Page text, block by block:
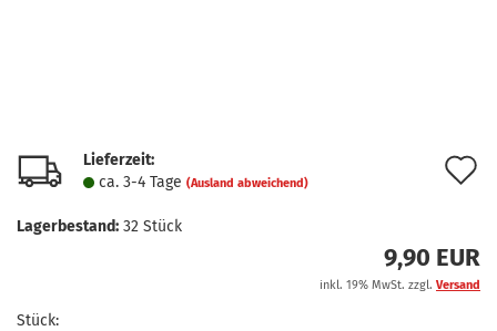
Lieferzeit:
ca. 3-4 Tage (Ausland abweichend)
Lagerbestand: 32 Stück
9,90 EUR
inkl. 19% MwSt. zzgl. Versand
Stück: